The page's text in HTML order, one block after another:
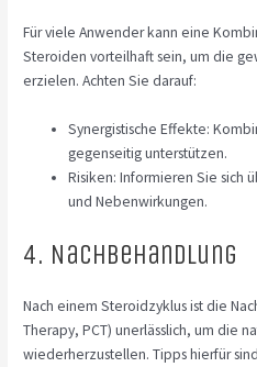
Für viele Anwender kann eine
Steroiden vorteilhaft sein, um die
erzielen. Achten Sie darauf:
Synergistische Effekte:
gegenseitig unterstützen.
Risiken: Informieren Sie sich
und Nebenwirkungen.
4. Nachbehandlung
Nach einem Steroidzyklus ist die
Therapy, PCT) unerlässlich, um die
wiederherzustellen. Tipps hierfür